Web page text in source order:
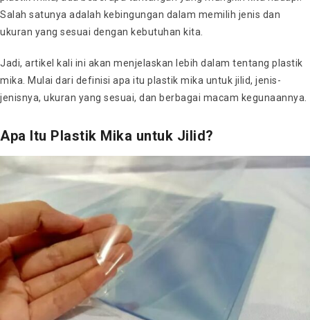
Salah satunya adalah kebingungan dalam memilih jenis dan
ukuran yang sesuai dengan kebutuhan kita.
Jadi, artikel kali ini akan menjelaskan lebih dalam tentang plastik
mika. Mulai dari definisi apa itu plastik mika untuk jilid, jenis-
jenisnya, ukuran yang sesuai, dan berbagai macam kegunaannya.
Apa Itu Plastik Mika untuk Jilid?